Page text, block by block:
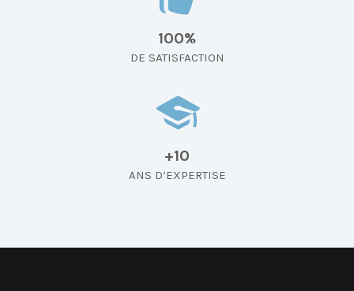
100%
DE SATISFACTION
+10
ANS D’EXPERTISE